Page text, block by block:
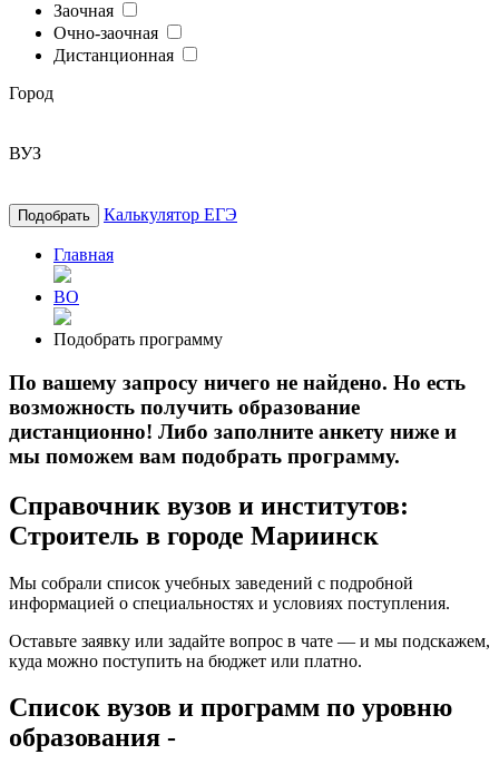
Заочная
Очно-заочная
Дистанционная
Город
ВУЗ
Подобрать Калькулятор ЕГЭ
Главная
ВО
Подобрать программу
По вашему запросу ничего не найдено. Но есть
возможность получить образование
дистанционно! Либо заполните анкету ниже и
мы поможем вам подобрать программу.
Справочник вузов и институтов:
Строитель в городе Мариинск
Мы собрали список учебных заведений с подробной
информацией о специальностях и условиях поступления.
Оставьте заявку или задайте вопрос в чате — и мы подскажем,
куда можно поступить на бюджет или платно.
Список вузов и программ по уровню
образования -